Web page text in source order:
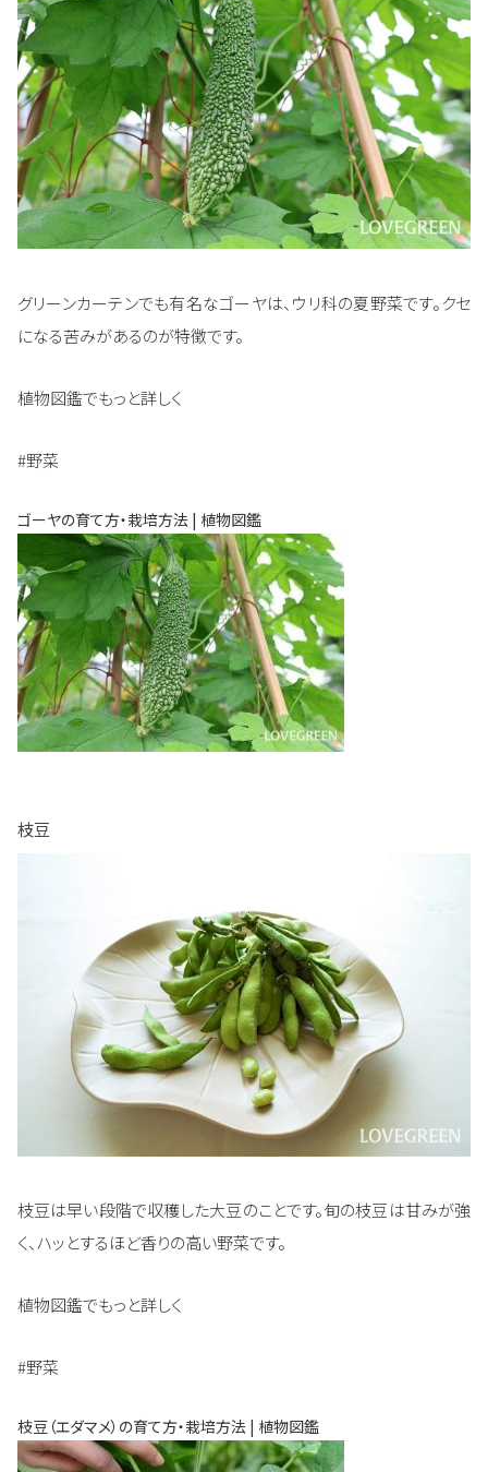
グリーンカーテンでも有名なゴーヤは、ウリ科の夏野菜です。クセ
になる苦みがあるのが特徴です。
植物図鑑でもっと詳しく
#野菜
ゴーヤの育て方・栽培方法 | 植物図鑑
枝豆
枝豆は早い段階で収穫した大豆のことです。旬の枝豆は甘みが強
く、ハッとするほど香りの高い野菜です。
植物図鑑でもっと詳しく
#野菜
枝豆（エダマメ）の育て方・栽培方法 | 植物図鑑